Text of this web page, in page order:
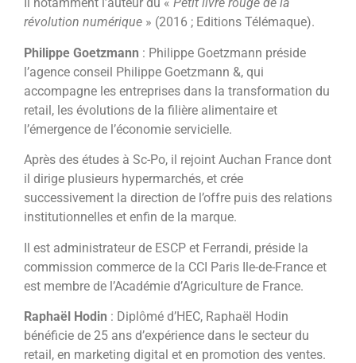
Il notamment l’auteur du « Petit livre rouge de la
révolution numérique » (2016 ; Editions Télémaque).
Philippe Goetzmann : Philippe Goetzmann préside
l’agence conseil Philippe Goetzmann &, qui
accompagne les entreprises dans la transformation du
retail, les évolutions de la filière alimentaire et
l’émergence de l’économie servicielle.
Après des études à Sc-Po, il rejoint Auchan France dont
il dirige plusieurs hypermarchés, et crée
successivement la direction de l’offre puis des relations
institutionnelles et enfin de la marque.
Il est administrateur de ESCP et Ferrandi, préside la
commission commerce de la CCI Paris Ile-de-France et
est membre de l’Académie d’Agriculture de France.
Raphaël Hodin : Diplômé d’HEC, Raphaël Hodin
bénéficie de 25 ans d’expérience dans le secteur du
retail, en marketing digital et en promotion des ventes.